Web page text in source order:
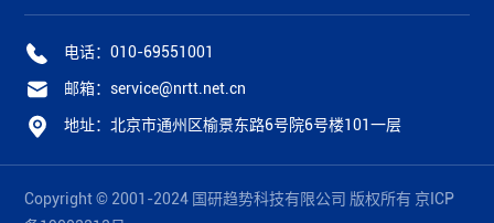
电话：010-69551001
邮箱：service@nrtt.net.cn
地址：北京市通州区榆景东路6号院6号楼101一层
Copyright © 2001-2024 国研趋势科技有限公司 版权所有 京ICP